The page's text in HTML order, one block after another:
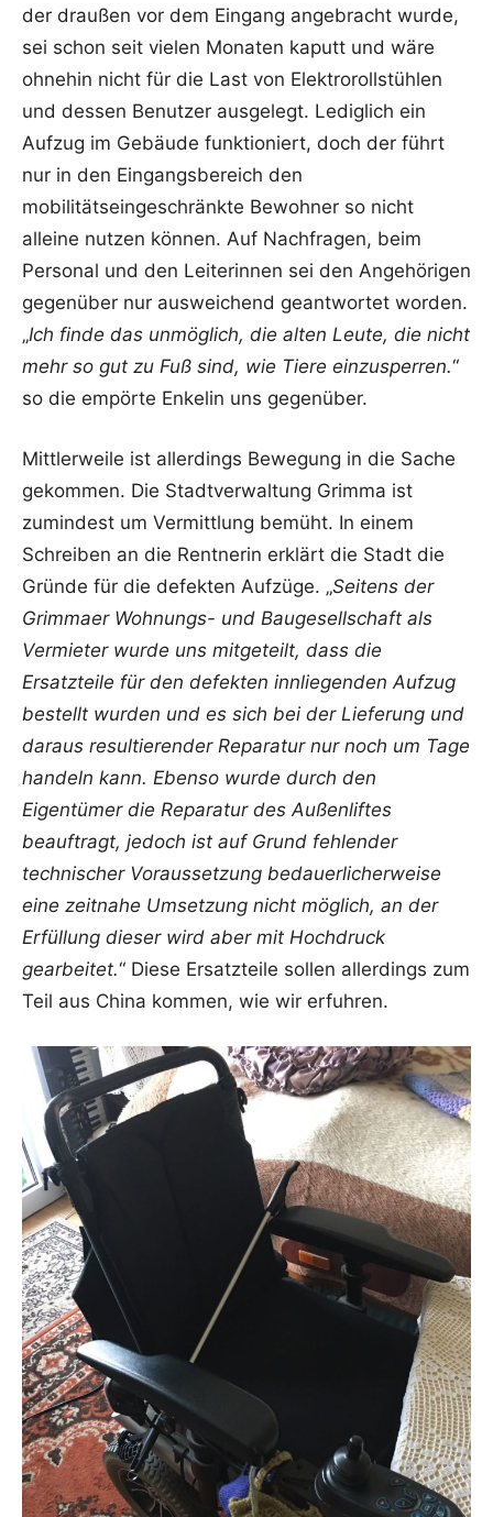
der draußen vor dem Eingang angebracht wurde,
sei schon seit vielen Monaten kaputt und wäre
ohnehin nicht für die Last von Elektrorollstühlen
und dessen Benutzer ausgelegt. Lediglich ein
Aufzug im Gebäude funktioniert, doch der führt
nur in den Eingangsbereich den
mobilitätseingeschränkte Bewohner so nicht
alleine nutzen können. Auf Nachfragen, beim
Personal und den Leiterinnen sei den Angehörigen
gegenüber nur ausweichend geantwortet worden.
„Ich finde das unmöglich, die alten Leute, die nicht
mehr so gut zu Fuß sind, wie Tiere einzusperren.“
so die empörte Enkelin uns gegenüber.
Mittlerweile ist allerdings Bewegung in die Sache
gekommen. Die Stadtverwaltung Grimma ist
zumindest um Vermittlung bemüht. In einem
Schreiben an die Rentnerin erklärt die Stadt die
Gründe für die defekten Aufzüge. „Seitens der
Grimmaer Wohnungs- und Baugesellschaft als
Vermieter wurde uns mitgeteilt, dass die
Ersatzteile für den defekten innliegenden Aufzug
bestellt wurden und es sich bei der Lieferung und
daraus resultierender Reparatur nur noch um Tage
handeln kann. Ebenso wurde durch den
Eigentümer die Reparatur des Außenliftes
beauftragt, jedoch ist auf Grund fehlender
technischer Voraussetzung bedauerlicherweise
eine zeitnahe Umsetzung nicht möglich, an der
Erfüllung dieser wird aber mit Hochdruck
gearbeitet.“ Diese Ersatzteile sollen allerdings zum
Teil aus China kommen, wie wir erfuhren.